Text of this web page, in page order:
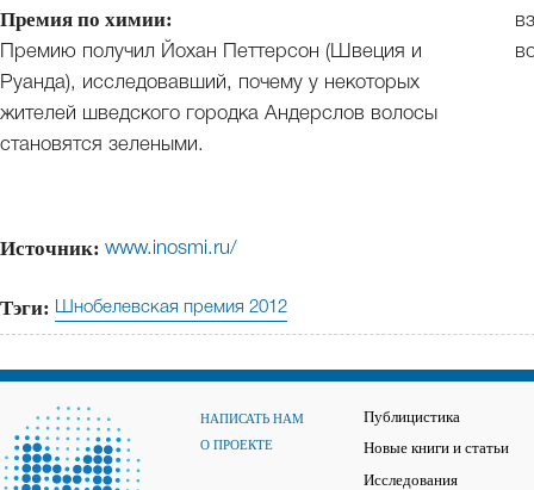
Премия по химии:
Премию получил Йохан Петтерсон (Швеция и
Руанда), исследовавший, почему у некоторых
жителей шведского городка Андерслов волосы
становятся зелеными.
Источник: www.inosmi.ru/
Тэги: Шнобелевская премия 2012
НАПИСАТЬ НАМ
О ПРОЕКТЕ
Публицистика
Новые книги и статьи
Исследования